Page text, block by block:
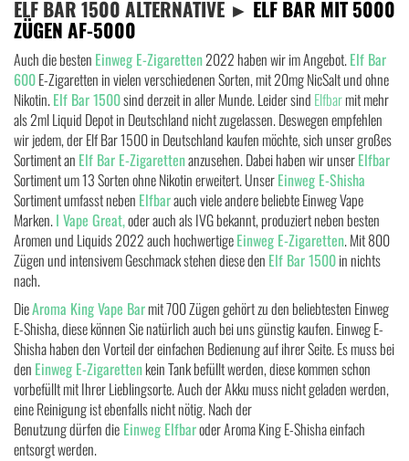
ELF BAR 1500 ALTERNATIVE ► ELF BAR MIT 5000
ZÜGEN AF-5000
Auch die besten Einweg E-Zigaretten2022 haben wir im Angebot.Elf Bar
600E-Zigaretten in vielen verschiedenen Sorten, mit 20mg NicSalt und ohne
Nikotin.Elf Bar 1500sind derzeit in aller Munde. Leider sind Elfbarmit mehr
als 2ml Liquid Depot in Deutschland nicht zugelassen. Deswegen empfehlen
wir jedem, der Elf Bar 1500 in Deutschland kaufen möchte, sich unser großes
Sortiment an Elf Bar E-Zigarettenanzusehen. Dabei haben wir unserElfbar
Sortiment um 13 Sorten ohne Nikotin erweitert. UnserEinweg E-Shisha
Sortiment umfasst neben Elfbarauch viele andere beliebte Einweg Vape
Marken.I Vape Great,oder auch als IVG bekannt, produziert neben besten
Aromen und Liquids 2022 auch hochwertigeEinweg E-Zigaretten. Mit 800
Zügen und intensivem Geschmack stehen diese den Elf Bar 1500in nichts
nach.
DieAroma King Vape Barmit 700 Zügen gehört zu den beliebtesten Einweg
E-Shisha, diese können Sie natürlich auch bei uns günstig kaufen. Einweg E-
Shisha haben den Vorteil der einfachen Bedienung auf ihrer Seite. Es muss bei
den Einweg E-Zigarettenkein Tank befüllt werden, diese kommen schon
vorbefüllt mit Ihrer Lieblingsorte. Auch der Akku muss nicht geladen werden,
eine Reinigung ist ebenfalls nicht nötig. Nach der
Benutzung dürfen die Einweg Elfbaroder Aroma King E-Shisha einfach
entsorgt werden.